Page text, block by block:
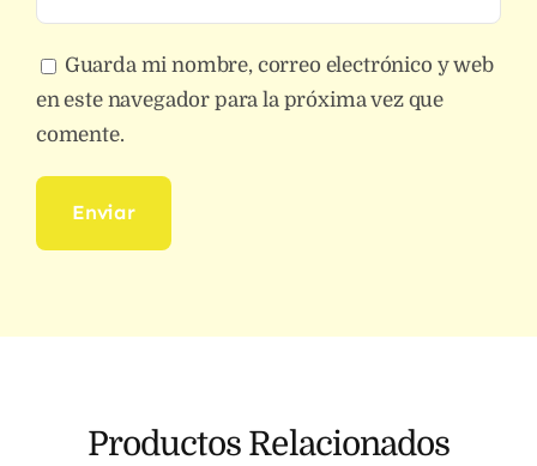
Guarda mi nombre, correo electrónico y web
en este navegador para la próxima vez que
comente.
Productos Relacionados